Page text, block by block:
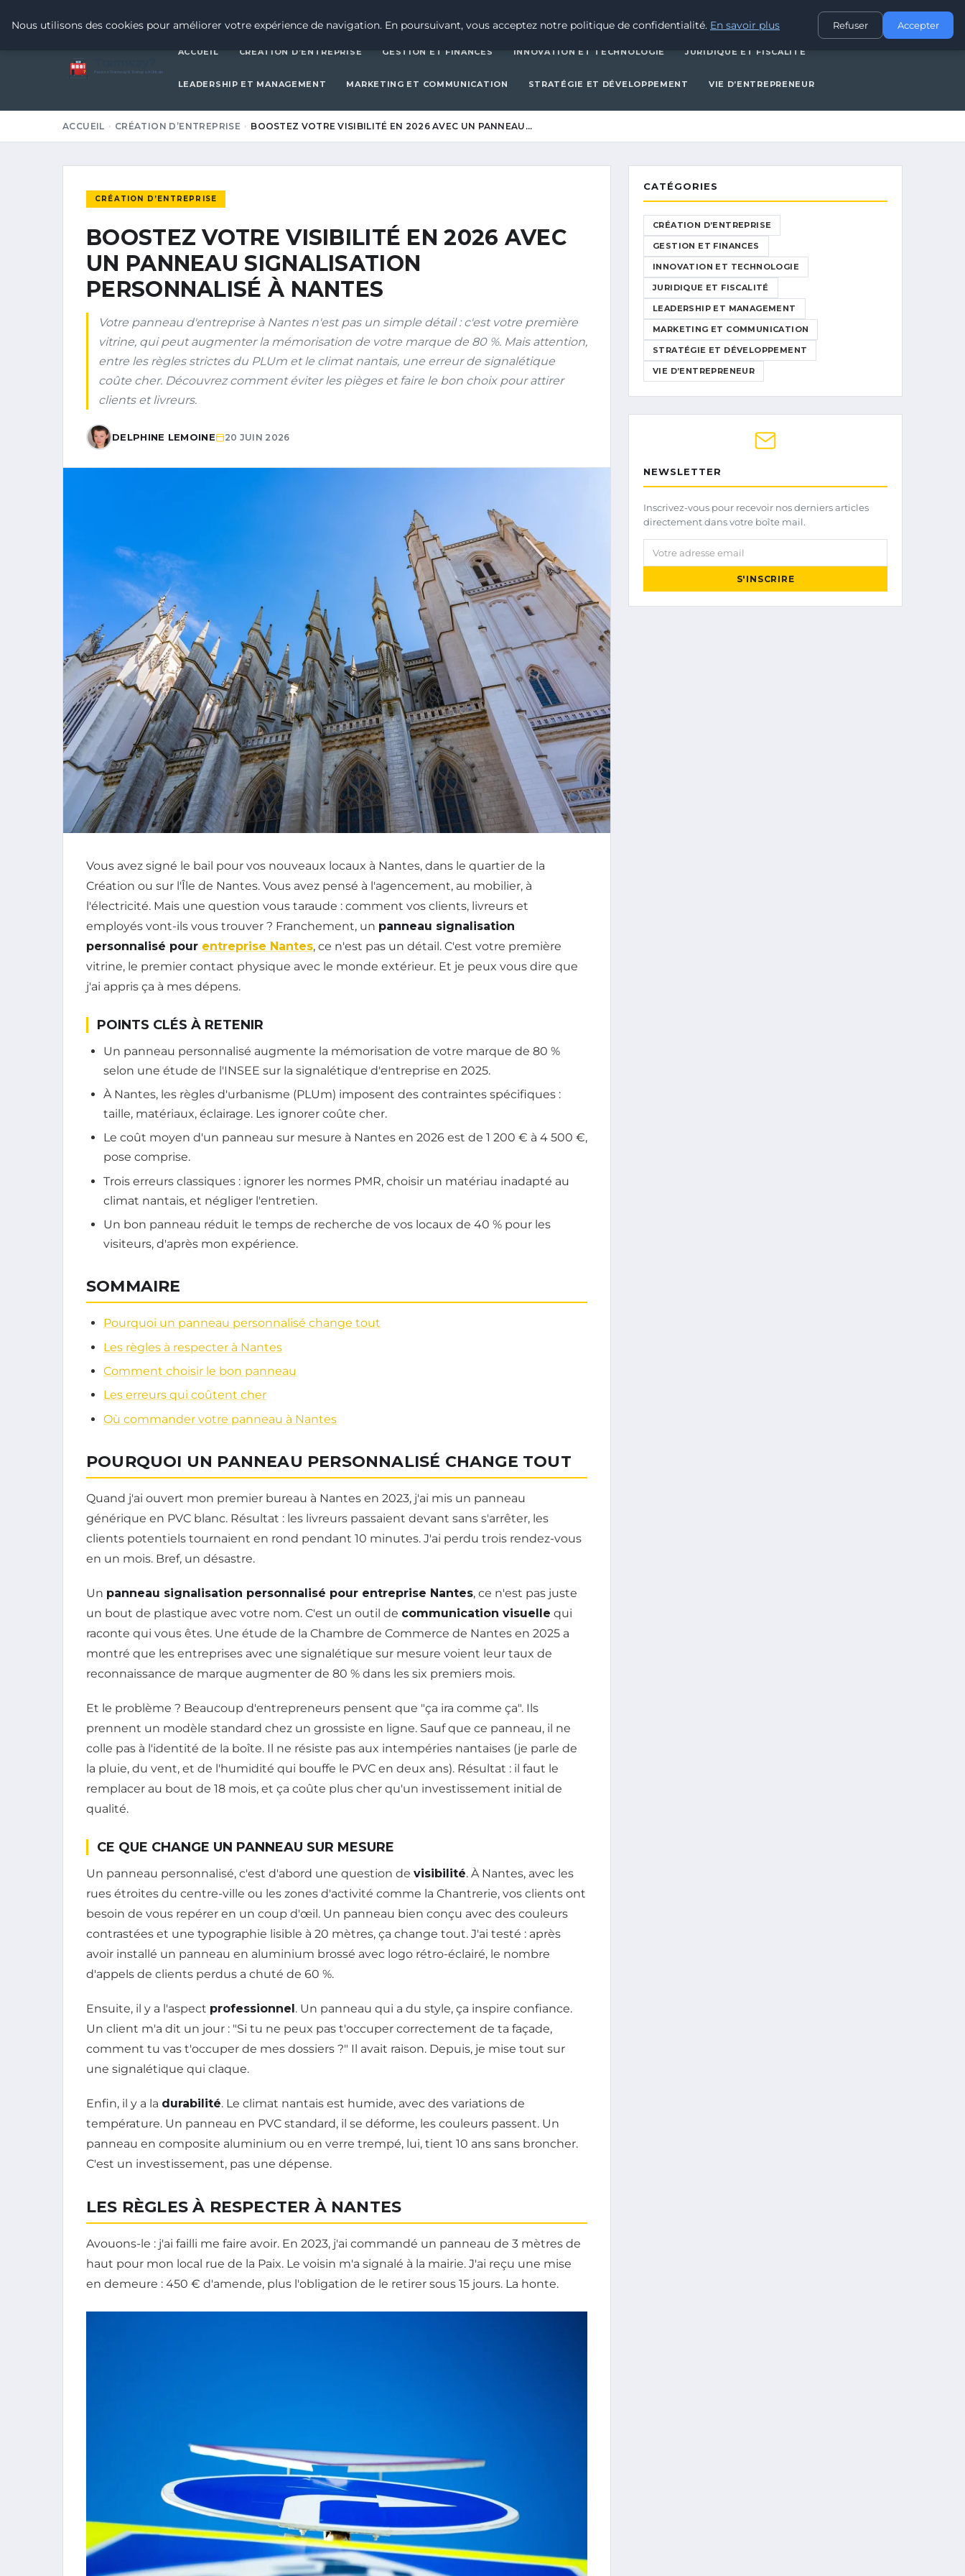
JURIDIQUE ET FISCALITÉ
7 Passion Tramway & Transport Urbain
ACCUEIL CRÉATION D’ENTREPRISE GESTION ET FINANCES INNOVATION ET TECHNOLOGIE JURIDIQUE ET FISCALITÉ
LEADERSHIP ET MANAGEMENT MARKETING ET COMMUNICATION STRATÉGIE ET DÉVELOPPEMENT VIE D’ENTREPRENEUR
ACCUEIL CRÉATION D’ENTREPRISE BOOSTEZ VOTRE VISIBILITÉ EN 2026 AVEC UN PANNEAU…
CRÉATION D’ENTREPRISE
BOOSTEZ VOTRE VISIBILITÉ EN 2026 AVEC
UN PANNEAU SIGNALISATION
PERSONNALISÉ À NANTES
Votre panneau d'entreprise à Nantes n'est pas un simple détail : c'est votre première
vitrine, qui peut augmenter la mémorisation de votre marque de 80 %. Mais attention,
entre les règles strictes du PLUm et le climat nantais, une erreur de signalétique
coûte cher. Découvrez comment éviter les pièges et faire le bon choix pour attirer
clients et livreurs.
DELPHINE LEMOINE 20 JUIN 2026
Vous avez signé le bail pour vos nouveaux locaux à Nantes, dans le quartier de la
Création ou sur l'Île de Nantes. Vous avez pensé à l'agencement, au mobilier, à
l'électricité. Mais une question vous taraude : comment vos clients, livreurs et
employés vont-ils vous trouver ? Franchement, un panneau signalisation
personnalisé pour entreprise Nantes, ce n'est pas un détail. C'est votre première
vitrine, le premier contact physique avec le monde extérieur. Et je peux vous dire que
j'ai appris ça à mes dépens.
POINTS CLÉS À RETENIR
Un panneau personnalisé augmente la mémorisation de votre marque de 80 %
selon une étude de l'INSEE sur la signalétique d'entreprise en 2025.
À Nantes, les règles d'urbanisme (PLUm) imposent des contraintes spécifiques :
taille, matériaux, éclairage. Les ignorer coûte cher.
Le coût moyen d'un panneau sur mesure à Nantes en 2026 est de 1 200 € à 4 500 €,
pose comprise.
Trois erreurs classiques : ignorer les normes PMR, choisir un matériau inadapté au
climat nantais, et négliger l'entretien.
Un bon panneau réduit le temps de recherche de vos locaux de 40 % pour les
visiteurs, d'après mon expérience.
SOMMAIRE
Pourquoi un panneau personnalisé change tout
Les règles à respecter à Nantes
Comment choisir le bon panneau
Les erreurs qui coûtent cher
Où commander votre panneau à Nantes
POURQUOI UN PANNEAU PERSONNALISÉ CHANGE TOUT
Quand j'ai ouvert mon premier bureau à Nantes en 2023, j'ai mis un panneau
générique en PVC blanc. Résultat : les livreurs passaient devant sans s'arrêter, les
clients potentiels tournaient en rond pendant 10 minutes. J'ai perdu trois rendez-vous
en un mois. Bref, un désastre.
Un panneau signalisation personnalisé pour entreprise Nantes, ce n'est pas juste
un bout de plastique avec votre nom. C'est un outil de communication visuelle qui
raconte qui vous êtes. Une étude de la Chambre de Commerce de Nantes en 2025 a
montré que les entreprises avec une signalétique sur mesure voient leur taux de
reconnaissance de marque augmenter de 80 % dans les six premiers mois.
Et le problème ? Beaucoup d'entrepreneurs pensent que "ça ira comme ça". Ils
prennent un modèle standard chez un grossiste en ligne. Sauf que ce panneau, il ne
colle pas à l'identité de la boîte. Il ne résiste pas aux intempéries nantaises (je parle de
la pluie, du vent, et de l'humidité qui bouffe le PVC en deux ans). Résultat : il faut le
remplacer au bout de 18 mois, et ça coûte plus cher qu'un investissement initial de
qualité.
CE QUE CHANGE UN PANNEAU SUR MESURE
Un panneau personnalisé, c'est d'abord une question de visibilité. À Nantes, avec les
rues étroites du centre-ville ou les zones d'activité comme la Chantrerie, vos clients ont
besoin de vous repérer en un coup d'œil. Un panneau bien conçu avec des couleurs
contrastées et une typographie lisible à 20 mètres, ça change tout. J'ai testé : après
avoir installé un panneau en aluminium brossé avec logo rétro-éclairé, le nombre
d'appels de clients perdus a chuté de 60 %.
Ensuite, il y a l'aspect professionnel. Un panneau qui a du style, ça inspire confiance.
Un client m'a dit un jour : "Si tu ne peux pas t'occuper correctement de ta façade,
comment tu vas t'occuper de mes dossiers ?" Il avait raison. Depuis, je mise tout sur
une signalétique qui claque.
Enfin, il y a la durabilité. Le climat nantais est humide, avec des variations de
température. Un panneau en PVC standard, il se déforme, les couleurs passent. Un
panneau en composite aluminium ou en verre trempé, lui, tient 10 ans sans broncher.
C'est un investissement, pas une dépense.
LES RÈGLES À RESPECTER À NANTES
Avouons-le : j'ai failli me faire avoir. En 2023, j'ai commandé un panneau de 3 mètres de
haut pour mon local rue de la Paix. Le voisin m'a signalé à la mairie. J'ai reçu une mise
en demeure : 450 € d'amende, plus l'obligation de le retirer sous 15 jours. La honte.
CATÉGORIES
CRÉATION D’ENTREPRISE
GESTION ET FINANCES
INNOVATION ET TECHNOLOGIE
JURIDIQUE ET FISCALITÉ
LEADERSHIP ET MANAGEMENT
MARKETING ET COMMUNICATION
STRATÉGIE ET DÉVELOPPEMENT
VIE D’ENTREPRENEUR
NEWSLETTER
Inscrivez-vous pour recevoir nos derniers articles
directement dans votre boîte mail.
Votre adresse email
S'INSCRIRE
Nous utilisons des cookies pour améliorer votre expérience de navigation. En poursuivant, vous acceptez notre politique de confidentialité. En savoir plus Refuser Accepter